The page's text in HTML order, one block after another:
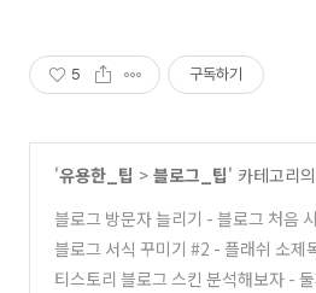
5 구독하기
'유용한_팁 > 블로그_팁' 카테고리
블로그 방문자 늘리기 - 블로그 처음
0)
블로그 서식 꾸미기 #2 - 플래쉬 소제
(동영상)
(81)
티스토리 블로그 스킨 분석해보자 -